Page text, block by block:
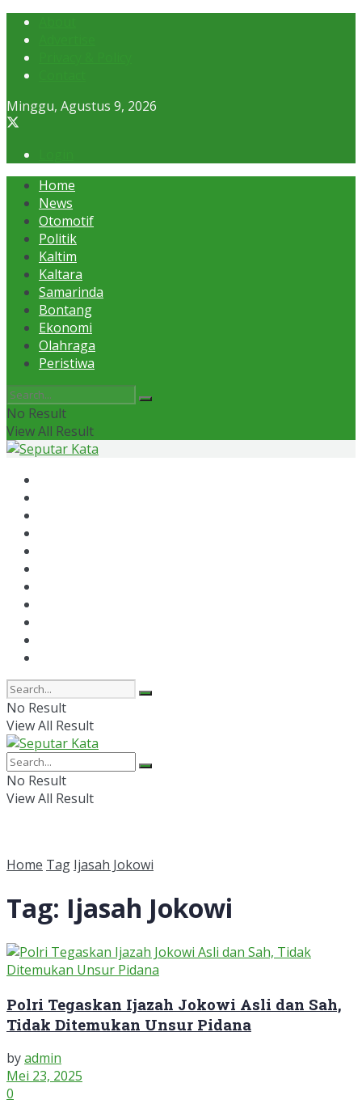
Minggu, Agustus 9, 2026
Home
News
Otomotif
Politik
Kaltim
Kaltara
Samarinda
Bontang
Ekonomi
Olahraga
Peristiwa
No Result
View All Result
No Result
View All Result
No Result
View All Result
Home Tag Ijasah Jokowi
Tag: Ijasah Jokowi
Polri Tegaskan Ijazah Jokowi Asli dan Sah,
Tidak Ditemukan Unsur Pidana
byadmin
Mei 23, 2025
0